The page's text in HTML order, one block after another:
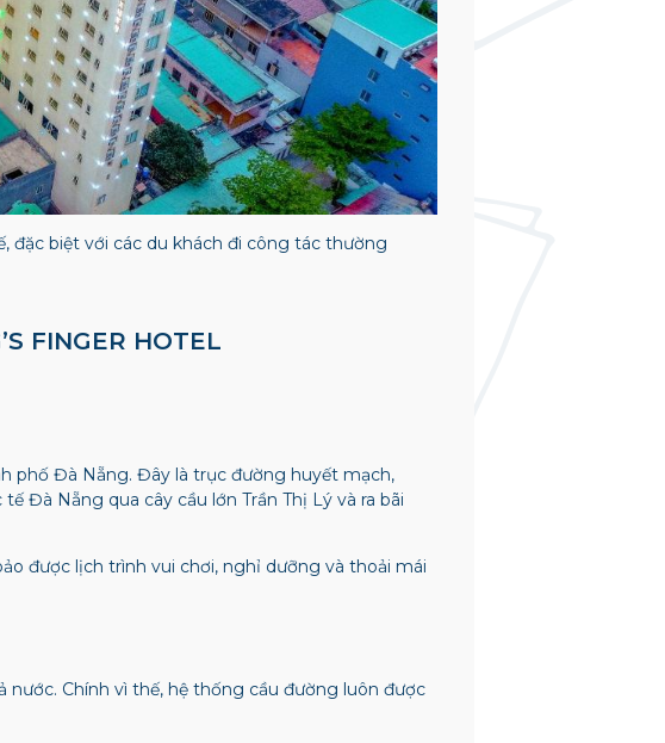
đặc biệt với các du khách đi công tác thường
FINGER HOTEL
phố Đà Nẵng. Đây là trục đường huyết mạch,
Đà Nẵng qua cây cầu lớn Trần Thị Lý và ra bãi
được lịch trình vui chơi, nghỉ dưỡng và thoải mái
Chính vì thế, hệ thống cầu đường luôn được